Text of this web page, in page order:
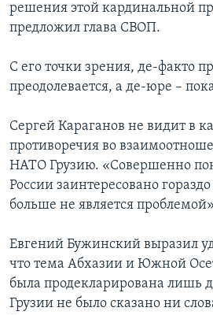
решения этой кардинальной
предложил глава СВОП.
С его точки зрения, де-факто
преодолевается, а де-юре –
Сергей Караганов не видит в
противоречия во
НАТО Грузию. «Совершенно
России заинтересовано
больше не является
Евгений Бужинский выразил
что тема Абхазии и Южной
была продекларирована лишь
Грузии не было сказано ни